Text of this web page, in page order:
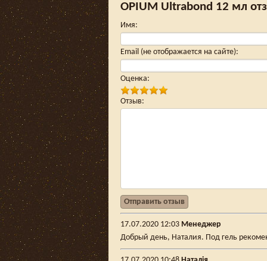
OPIUM Ultrabond 12 мл
Имя:
Email (не отображается на сайте):
Оценка:
Отзыв:
Отправить отзыв
17.07.2020 12:03 Менеджер
Добрый день, Наталия. Под гель